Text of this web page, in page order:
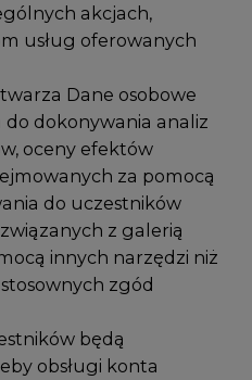
akcjach,
usług oferowanych
Dane osobowe
dokonywania analiz
oceny efektów
za pomocą
do uczestników
z galerią
innych narzędzi niż
zgód
będą
obsługi konta